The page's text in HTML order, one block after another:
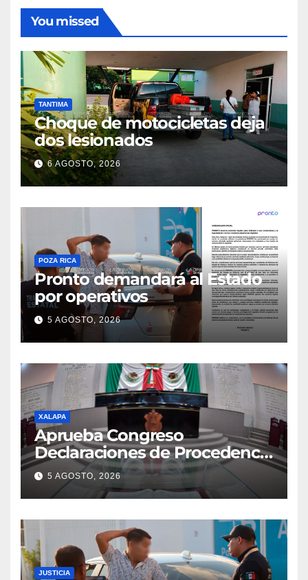
You missed
TANTIMA
Choque de motocicletas deja
dos lesionados
6 AGOSTO, 2026
POZA RICA
Pronto demandará al Estado
por operativos
5 AGOSTO, 2026
XALAPA
Aprueba Congreso
Declaraciones de Procedencia
en contra de dos munícipes
5 AGOSTO, 2026
JUSTICIA